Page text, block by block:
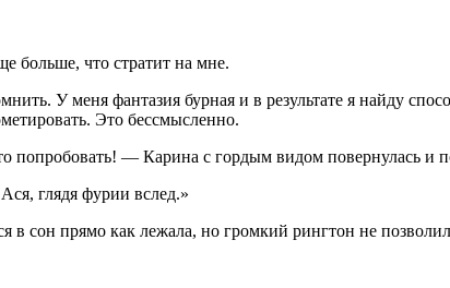
больше, что стратит на мне.
У меня фантазия бурная и в результате я найду
Это бессмысленно.
попробовать! — Карина с гордым видом повернулась и
глядя фурии вслед.»
в сон прямо как лежала, но громкий рингтон не позволил